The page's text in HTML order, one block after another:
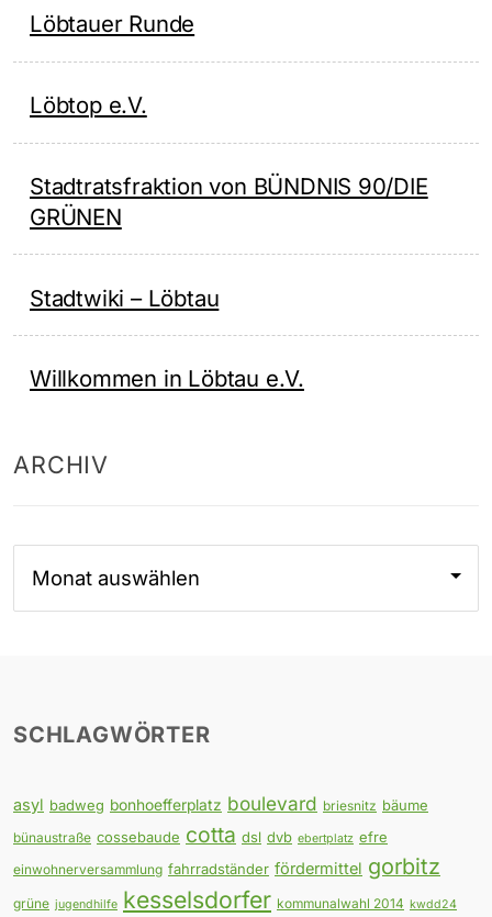
Löbtauer Runde
Löbtop e.V.
Stadtratsfraktion von BÜNDNIS 90/DIE
GRÜNEN
Stadtwiki – Löbtau
Willkommen in Löbtau e.V.
ARCHIV
SCHLAGWÖRTER
asyl badweg bonhoefferplatz boulevard briesnitz bäume
bünaustraße cossebaude cotta dsl dvb ebertplatz efre
einwohnerversammlung fahrradständer fördermittel gorbitz
grüne jugendhilfe kesselsdorfer kommunalwahl 2014 kwdd24